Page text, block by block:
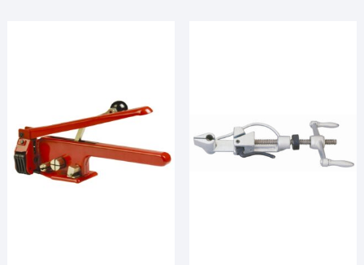
¡Hola! Soy el asesor virtual de Ferretería El Arroyo.
Cuéntame qué necesitas y te ayudo a encontrarlo,